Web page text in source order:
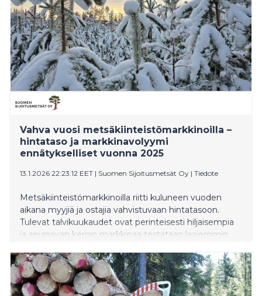
Vahva vuosi metsäkiinteistömarkkinoilla –
hintataso ja markkinavolyymi
ennätykselliset vuonna 2025
13.1.2026 22:23:12 EET | Suomen Sijoitusmetsät Oy | Tiedote
Metsäkiinteistömarkkinoilla riitti kuluneen vuoden
aikana myyjiä ja ostajia vahvistuvaan hintatasoon.
Tulevat talvikuukaudet ovat perinteisesti hiljaisempia
ja seuraavan kerran markkinaa testataan laajemmin